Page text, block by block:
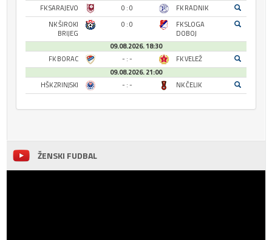
FK SARAJEVO
0 : 0
FK RADNIK
NK ŠIROKI
BRIJEG
0 : 0
FK SLOGA
DOBOJ
09.08.2026. 18:30
FK BORAC
- : -
FK VELEŽ
09.08.2026. 21:00
HŠK ZRINJSKI
- : - NK ČELIK
ŽENSKI FUDBAL